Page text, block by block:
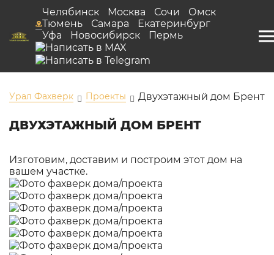
Челябинск Москва Сочи
Омск
Тюмень
Самара
Екатеринбург
Уфа
Новосибирск Пермь
Урал Фахверк Проекты Двухэтажный дом Брент
ДВУХЭТАЖНЫЙ ДОМ БРЕНТ
Изготовим, доставим и построим этот дом на
вашем участке.